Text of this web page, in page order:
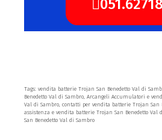
Tags: vendita batterie Trojan San Benedetto Val di
Benedetto Val di Sambro, Arcangeli Accumulatori e
Val di Sambro, contatti per vendita batterie Trojan San
assistenza e vendita batterie Trojan San Benedetto Val
San Benedetto Val di Sambro